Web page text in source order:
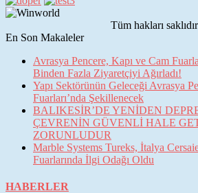
Tüm hakları saklıdır
En Son Makaleler
Avrasya Pencere, Kapı ve Cam
Binden Fazla Ziyaretçiyi Ağırladı!
Yapı Sektörünün Geleceği Avrasya
Fuarları’nda Şekillenecek
BALIKESİR’DE YENİDEN
ÇEVRENİN GÜVENLİ HALE
ZORUNLUDUR
Marble Systems Tureks, İtalya
Fuarlarında İlgi Odağı Oldu
HABERLER